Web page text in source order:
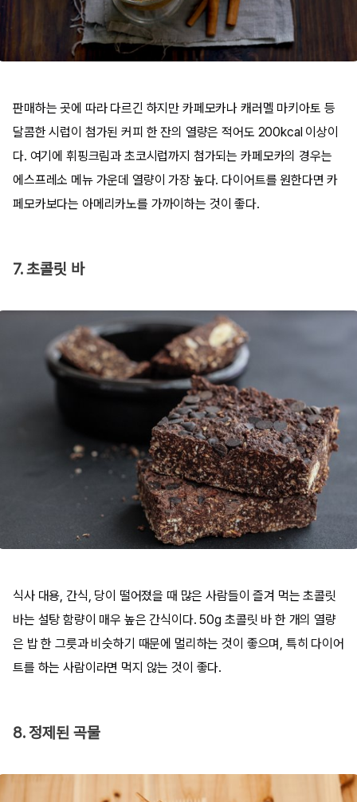
판매하는 곳에 따라 다르긴 하지만 카페모카나 캐러멜 마키아토 등
달콤한 시럽이 첨가된 커피 한 잔의 열량은 적어도 200kcal 이상이
다. 여기에 휘핑크림과 초코시럽까지 첨가되는 카페모카의 경우는
에스프레소 메뉴 가운데 열량이 가장 높다. 다이어트를 원한다면 카
페모카보다는 아메리카노를 가까이하는 것이 좋다.
7. 초콜릿 바
식사 대용, 간식, 당이 떨어졌을 때 많은 사람들이 즐겨 먹는 초콜릿
바는 설탕 함량이 매우 높은 간식이다. 50g 초콜릿 바 한 개의 열량
은 밥 한 그릇과 비슷하기 때문에 멀리하는 것이 좋으며, 특히 다이어
트를 하는 사람이라면 먹지 않는 것이 좋다.
8. 정제된 곡물